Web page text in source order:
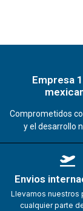
Empresa
Comprometidos
y el desarrollo
Envios
Llevamos nuestros
cualquier parte